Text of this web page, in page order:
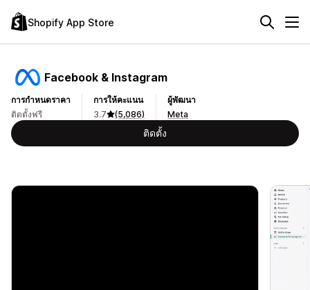
Shopify App Store
Facebook & Instagram
การกำหนดราคา
ติดตั้งฟรี
การให้คะแนน
3.7
(5,086)
ผู้พัฒนา
Meta
ติดตั้ง